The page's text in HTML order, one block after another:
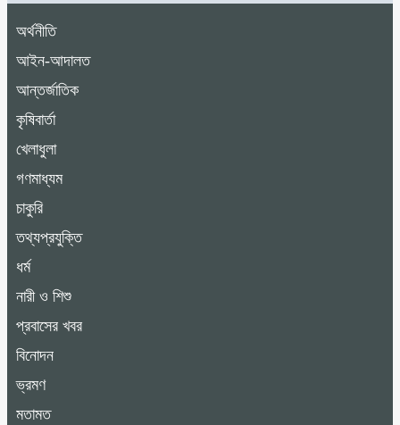
অর্থনীতি
আইন-আদালত
আন্তর্জাতিক
কৃষিবার্তা
খেলাধুলা
গণমাধ্যম
চাকুরি
তথ্যপ্রযুক্তি
ধর্ম
নারী ও শিশু
প্রবাসের খবর
বিনোদন
ভ্রমণ
মতামত